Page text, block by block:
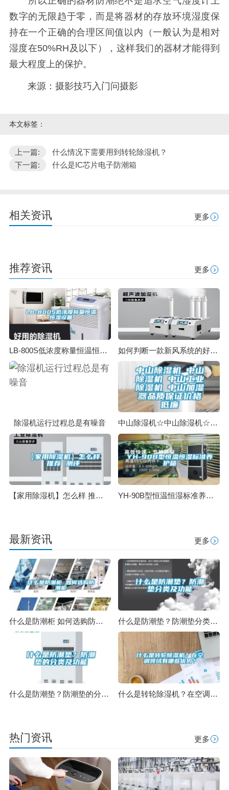
数字的无限趋于零，而是将器材的存放环境湿度保
持在一个正确的合理区间值以内（一般认为是相对
湿度在50%RH及以下），这样我们的器材才能得到
最大程度上的保护。
来源：摄影技巧入门问摄影
本文标签：
上一篇:
什么情况下需要用到转轮除湿机？
下一篇:
什么是IC芯片电子防潮箱
相关资讯 更多
推荐资讯 更多
LB-800S低浓度称量恒温恒湿设备 如何判断一款新风系统的好坏？如何选购一款质量好的新风系统
除湿机运行过程总是有噪音 中山除湿机☆中山除湿机☆中山工业除湿机☆中山加湿器品质保证价格低廉
【家用除湿机】怎么样 推荐 测评 YH-90B型恒温恒湿标准养护箱
最新资讯 更多
什么是防潮柜 如何选购防潮柜 什么是防潮垫？防潮垫分类及功能
什么是防潮垫？防潮垫的分类及功能 什么是转轮除湿机？在空调领域有哪些优势？
热门资讯 更多